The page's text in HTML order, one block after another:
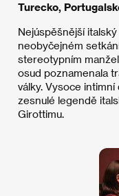
Turecko,
Nejúspěšnější
neobyčejném
stereotypním
osud poznamenala
války. Vysoce
zesnulé legendě
Girottimu.